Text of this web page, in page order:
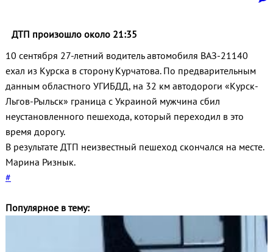
ДТП произошло около 21:35
10 сентября 27-летний водитель автомобиля ВАЗ-21140
ехал из Курска в сторону Курчатова. По предварительным
данным областного УГИБДД, на 32 км автодороги «Курск-
Льгов-Рыльск» граница с Украиной мужчина сбил
неустановленного пешехода, который переходил в это
время дорогу.
В результате ДТП неизвестный пешеход скончался на месте.
Марина Ризнык.
#
Популярное в тему: